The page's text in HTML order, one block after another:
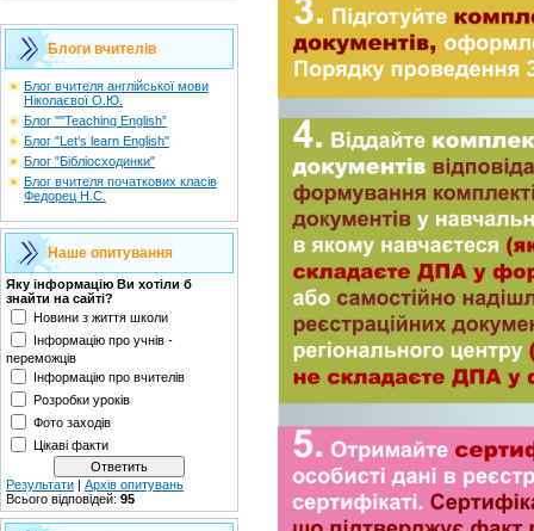
Блоги вчителів
Блог вчителя англійської мови
Ніколаєвої О.Ю.
Блог ""Teaching English”
Блог "Let’s learn English"
Блог "Бібліосходинки"
Блог вчителя початкових класів
Федорец Н.С.
Наше опитування
Яку інформацію Ви хотіли б
знайти на сайті?
Новини з життя школи
Інформацію про учнів -
переможців
Інформацію про вчителів
Розробки уроків
Фото заходів
Цікаві факти
Результати | Архів опитувань
Всього відповідей: 95